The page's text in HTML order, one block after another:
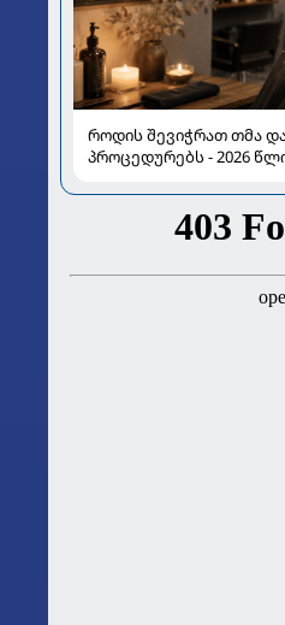
როდის შევიჭრათ თმა
პროცედურებს - 2026